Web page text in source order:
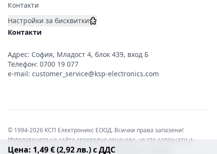
Цена: 1,49 € (2,92 лв.) с ДДС
Контакти
Настройки за бисквитки
Контакти
Адрес: София, Младост 4, блок 439, вход Б
Телефон: 0700 19 077
e-mail: customer_service@ksp-electronics.com
© 1994-2026 КСП Електроникс ЕООД. Всички права запазени!
Използването на сайта своеволно означава, че сте запознати и
съгласни с правната информация обвързваща софтуера.